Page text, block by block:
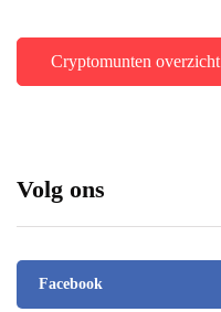
Cryptomunten overzicht
Volg ons
Facebook